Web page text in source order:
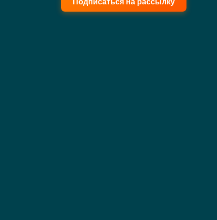
Подписаться на рассылку